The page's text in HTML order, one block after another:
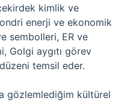
kimlik ve
enerji ve ekonomik
sembolleri, ER ve
Golgi aygıtı görev
temsil eder.
gözlemlediğim kültürel